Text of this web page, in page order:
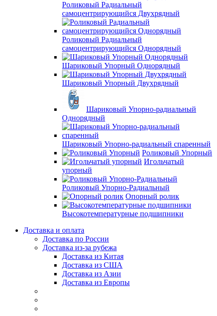
Роликовый Радиальный
самоцентрирующийся Двухрядный
Роликовый Радиальный
самоцентрирующийся Однорядный
Шариковый Упорный Однорядный
Шариковый Упорный Двухрядный
Шариковый Упорно-радиальный
Однорядный
Шариковый Упорно-радиальный спаренный
Роликовый Упорный
Игольчатый
упорный
Роликовый Упорно-Радиальный
Опорный ролик
Высокотемпературные подшипники
Доставка и оплата
Доставка по России
Доставка из-за рубежа
Доставка из Китая
Доставка из США
Доставка из Азии
Доставка из Европы